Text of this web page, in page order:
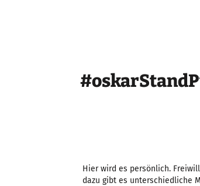
Hier wird es persönlich.
dazu gibt es unterschiedliche